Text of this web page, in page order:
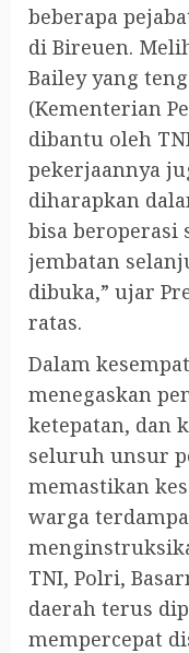
beberapa
di Bireuen.
Bailey yang
(Kementerian
dibantu oleh
pekerjaannya
diharapkan
bisa beroperasi
jembatan
dibuka,” ujar
ratas.
Dalam
menegaskan
ketepatan, dan
seluruh unsur
memastikan
warga
TNI, Polri,
daerah terus
mempercepat